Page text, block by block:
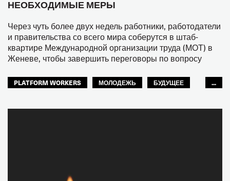
НЕОБХОДИМЫЕ МЕРЫ
Через чуть более двух недель работники, работодатели
и правительства со всего мира соберутся в штаб-
квартире Международной организации труда (МОТ) в
Женеве, чтобы завершить переговоры по вопросу
PLATFORM WORKERS МОЛОДЕЖЬ
БУДУЩЕЕ
...